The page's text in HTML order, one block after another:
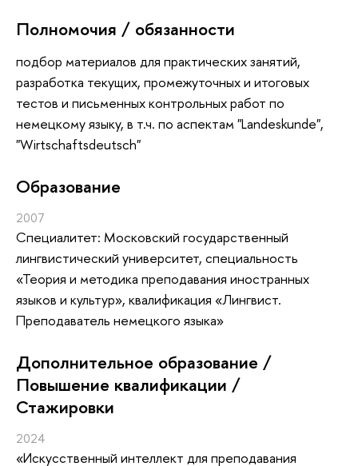
Полномочия / обязанности
подбор материалов для практических занятий,
разработка текущих, промежуточных и итоговых
тестов и письменных контрольных работ по
немецкому языку, в т.ч. по аспектам "Landeskunde",
"Wirtschaftsdeutsch"
Oбразование
2007
Специалитет: Московский государственный
лингвистический университет, специальность
«Теория и методика преподавания иностранных
языков и культур», квалификация «Лингвист.
Преподаватель немецкого языка»
Дополнительное образование /
Повышение квалификации /
Стажировки
2024
«Искусственный интеллект для преподавания